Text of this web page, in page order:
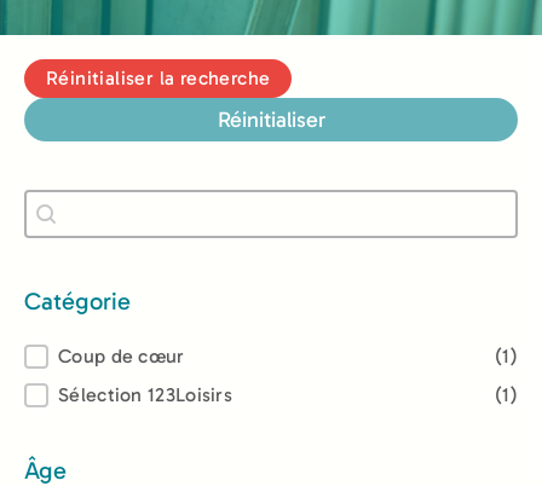
Réinitialiser la recherche
Réinitialiser
Recherche
Rechercher
Catégorie
Catégorie
Coup de cœur
(1)
Sélection 123Loisirs
(1)
Âge